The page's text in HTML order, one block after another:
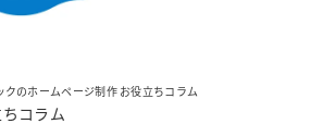
クのホームページ制作 お役立ちコラム
コラム